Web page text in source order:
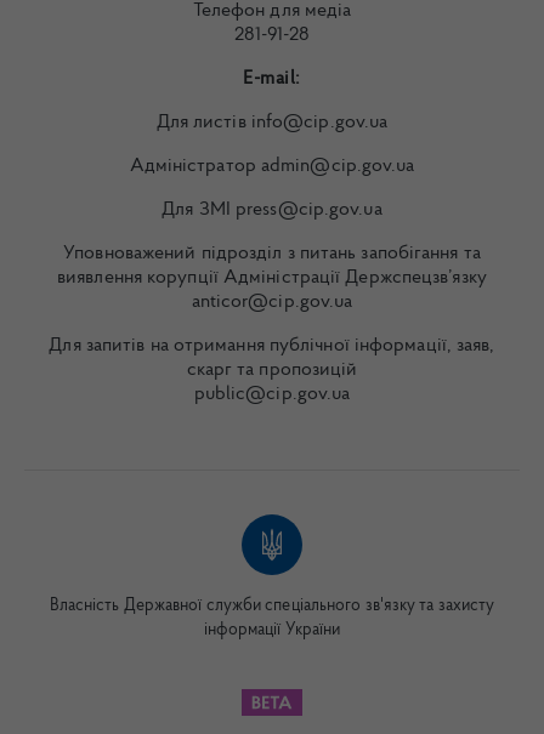
Телефон для медіа
281-91-28
E-mail:
Для листів info@cip.gov.ua
Адміністратор admin@cip.gov.ua
Для ЗМІ press@cip.gov.ua
Уповноважений підрозділ з питань запобігання та
виявлення корупції Адміністрації Держспецзв’язку
anticor@cip.gov.ua
Для запитів на отримання публічної інформації, заяв,
скарг та пропозицій
public@cip.gov.ua
Власність Державної служби спеціального зв'язку та захисту
інформації України